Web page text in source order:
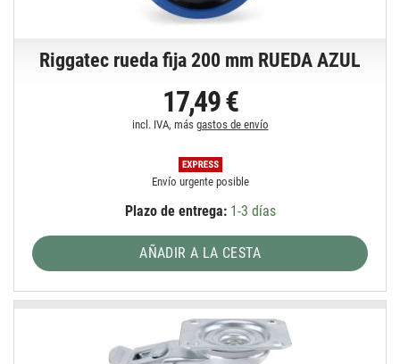
Riggatec rueda fija 200 mm RUEDA AZUL
17,49 €
incl. IVA, más gastos de envío
Envío urgente posible
Plazo de entrega:1-3 días
AÑADIR A LA CESTA